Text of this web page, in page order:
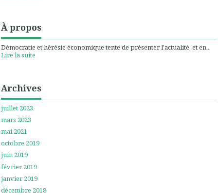
À propos
Démocratie et hérésie économique tente de présenter l'actualité, et en...
Lire la suite
Archives
juillet 2023
mars 2023
mai 2021
octobre 2019
juin 2019
février 2019
janvier 2019
décembre 2018